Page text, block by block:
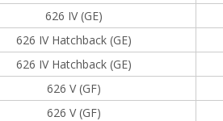
626 IV (GE)
626 IV Hatchback (GE)
626 IV Hatchback (GE)
626 V (GF)
626 V (GF)